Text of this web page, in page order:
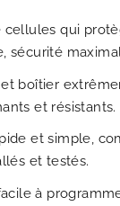
cellules qui
sécurité
boîtier
et résistants.
et simple,
et testés.
à